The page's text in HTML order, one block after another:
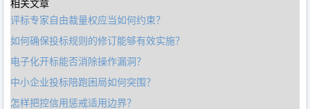
相关文章
评标专家自由裁量权应当如何约束？
如何确保投标规则的修订能够有效实施？
电子化开标能否消除操作漏洞？
中小企业投标陪跑困局如何突围？
怎样把控信用惩戒适用边界？